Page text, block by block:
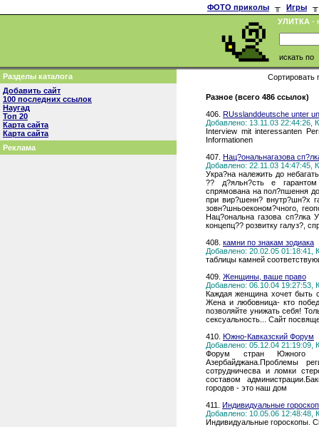
ФОТО приколы ╥ Игры
╥
УЛИТКА -
искать по
Разделы каталога
Добавить сайт
100 последних ссылок
Наугад
Топ 20
Карта сайта
Карта сайта
Реклама
Сортировать
Разное (всего 486 ссылок)
406. RUsslanddeutsche unter
Добавлено: 13.11.03 22:44:26,
Interview mit interessanten
Informationen
407. Нац?ональнагазова
Добавлено: 22.11.03 14:47:45,
Укра?на належить до
?? д?яльн?сть е гарантом
спрямована на пол?пшення
при вир?шенн? внутр?шн?х
зовн?шньоеконом?чного,
Нац?ональна газова сп?лка
концепц?? розвитку галуз?,
408. камни по знакам зодиака
Добавлено: 20.02.05 01:18:41,
таблицы камней
409. Женщины, ваше право
Добавлено: 06.10.04 19:27:53,
Каждая женщина хочет быть
Жена и любовница- кто
позволяйте унижать себя!
сексуальность... Сайт
410. Южно-Кавказский Форум
Добавлено: 05.12.04 21:19:09,
Форум стран Южного
Азербайджана.Проблемы
сотрудничесва и ломки
составом
городов - это наш дом
411. Индивидуальные
Добавлено: 10.05.06 12:48:48,
Индивидуальные гороскопы.